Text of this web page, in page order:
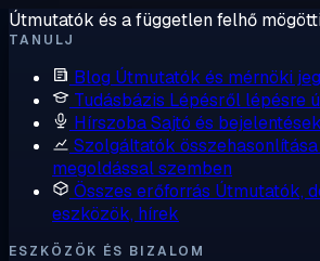
Útmutatók és a független felhő
TANULJ
Blog Útmutatók és mérnöki
Tudásbázis Lépésről lépésre
HírszobaSajtó és bejelentések
Szolgáltatók összehasonlítása
megoldással szemben
Összes erőforrás Útmutatók,
eszközök, hírek
ESZKÖZÖK ÉS BIZALOM